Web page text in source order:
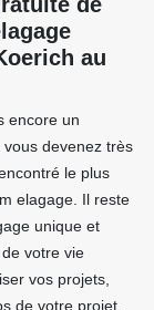
au
encore un
devenez très
le plus
elagage. Il reste
unique et
votre vie
vos projets,
de votre projet.